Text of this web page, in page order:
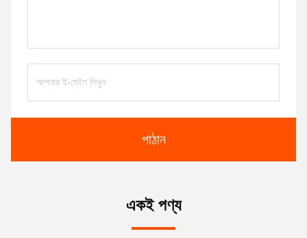
পাঠান
একই পণ্য